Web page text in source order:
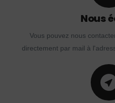
Nous
Vous pouvez nous
directement par mail à